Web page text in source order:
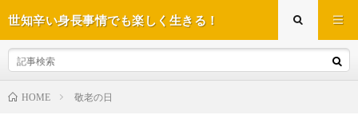
世知辛い身長事情でも楽しく生きる！
HOME 敬老の日